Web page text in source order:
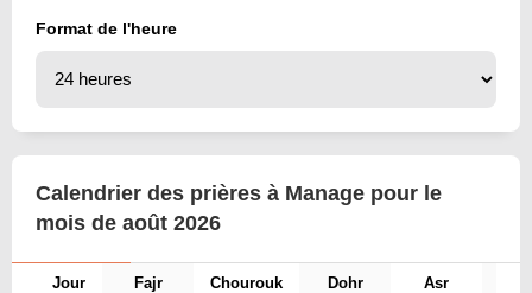
Format de l'heure
Calendrier des prières à Manage pour le
mois de août 2026
Jour Fajr Chourouk Dohr Asr